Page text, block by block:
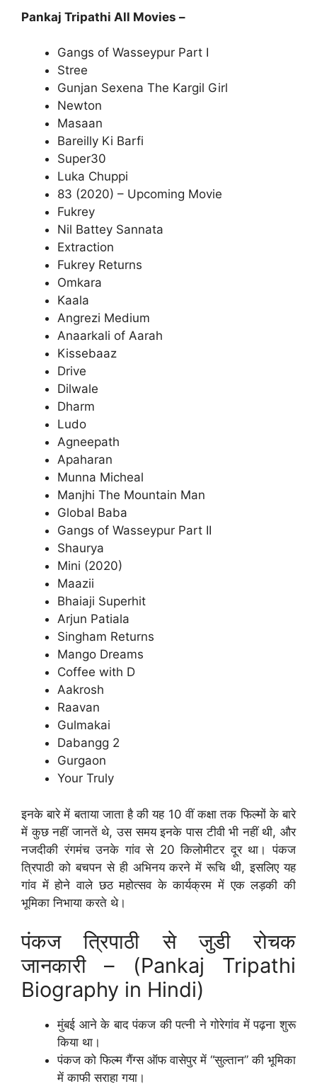
Pankaj Tripathi All Movies –
Gangs of Wasseypur Part I
Stree
Gunjan Sexena The Kargil Girl
Newton
Masaan
Bareilly Ki Barfi
Super30
Luka Chuppi
83 (2020) – Upcoming Movie
Fukrey
Nil Battey Sannata
Extraction
Fukrey Returns
Omkara
Kaala
Angrezi Medium
Anaarkali of Aarah
Kissebaaz
Drive
Dilwale
Dharm
Ludo
Agneepath
Apaharan
Munna Micheal
Manjhi The Mountain Man
Global Baba
Gangs of Wasseypur Part II
Shaurya
Mini (2020)
Maazii
Bhaiaji Superhit
Arjun Patiala
Singham Returns
Mango Dreams
Coffee with D
Aakrosh
Raavan
Gulmakai
Dabangg 2
Gurgaon
Your Truly
इनके बारे में बताया जाता है की यह 10 वीं कक्षा तक फिल्मों के बारे
में कुछ नहीं जानतें थे, उस समय इनके पास टीवी भी नहीं थी, और
नजदीकी रंगमंच उनके गांव से 20 किलोमीटर दूर था। पंकज
त्रिपाठी को बचपन से ही अभिनय करने में रूचि थी, इसलिए यह
गांव में होने वाले छठ महोत्सव के कार्यक्रम में एक लड़की की
भूमिका निभाया करते थे।
पंकज त्रिपाठी से जुडी रोचक
जानकारी – (Pankaj Tripathi
Biography in Hindi)
मुंबई आने के बाद पंकज की पत्नी ने गोरेगांव में पढ़ना शुरू
किया था।
पंकज को फिल्म गैंग्स ऑफ वासेपुर में “सुल्तान” की भूमिका
में काफी सराहा गया।